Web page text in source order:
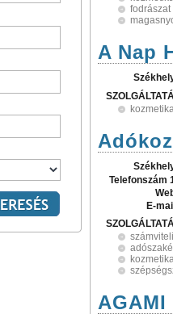
fodrászat
A Nap
Telefonszám
E-